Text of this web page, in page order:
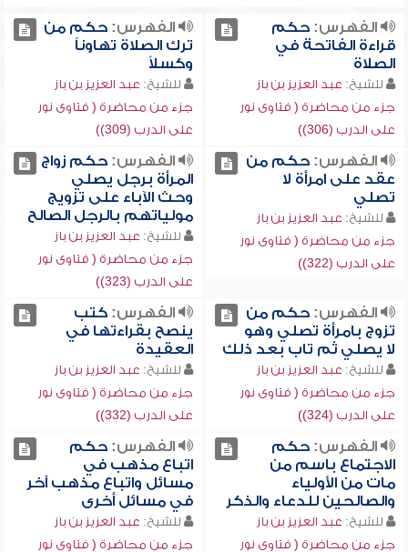
الفهرس:حكم
قراءة الفاتحة في
الصلاة
للشيخ: عبد العزيز بن باز
جزء من محاضرة ( فتاوى نور
على الدرب (306))
الفهرس:حكم من
ترك الصلاة تهاوناً
وكسلاً
للشيخ: عبد العزيز بن باز
جزء من محاضرة ( فتاوى نور
على الدرب (309))
الفهرس:حكم من
عقد على امرأة لا
تصلي
للشيخ: عبد العزيز بن باز
جزء من محاضرة ( فتاوى نور
على الدرب (322))
الفهرس:حكم زواج
المرأة برجل يصلي
وحث الآباء على تزويج
مولياتهم بالرجل الصالح
للشيخ: عبد العزيز بن باز
جزء من محاضرة ( فتاوى نور
على الدرب (323))
الفهرس:حكم من
تزوج بامرأة تصلي وهو
لا يصلي ثم تاب بعد ذلك
للشيخ: عبد العزيز بن باز
جزء من محاضرة ( فتاوى نور
على الدرب (324))
الفهرس:كتب
ينصح بقراءتها في
العقيدة
للشيخ: عبد العزيز بن باز
جزء من محاضرة ( فتاوى نور
على الدرب (332))
الفهرس:حكم
الاجتماع باسم من
مات من الأولياء
والصالحين للدعاء والذكر
للشيخ: عبد العزيز بن باز
جزء من محاضرة ( فتاوى نور
الفهرس:حكم
اتباع مذهب في
مسائل واتباع مذهب آخر
في مسائل أخرى
للشيخ: عبد العزيز بن باز
جزء من محاضرة ( فتاوى نور